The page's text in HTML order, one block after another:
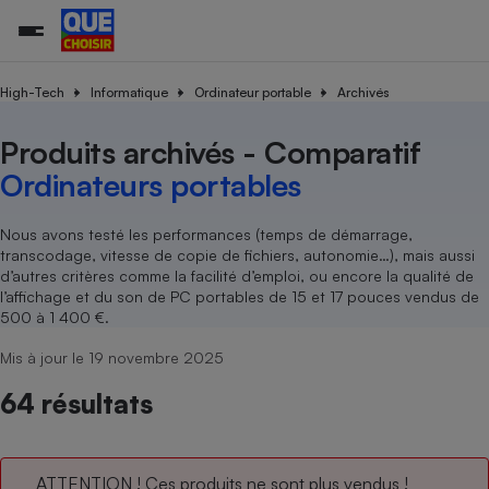
High-Tech Informatique Ordinateur portable Archivés
Produits archivés - Comparatif
Ordinateurs portables
Nous avons testé les performances (temps de démarrage,
transcodage, vitesse de copie de fichiers, autonomie…), mais aussi
d’autres critères comme la facilité d’emploi, ou encore la qualité de
l’affichage et du son de PC portables de 15 et 17 pouces vendus de
500 à 1 400 €.
Mis à jour le 19 novembre 2025
64 résultats
ATTENTION ! Ces produits ne sont plus vendus !
Additifs
Produit alimentaire
Carburant
Magasin - Grande surface
Organismes de défense
Système judiciaire
Achat - Vente - Travaux
Location
Sport
électrique
Démarche administrative
Senior
Service marchand
Train
Transport aérien
Toutes les actualités
Enquêtes
Guides d'achat
Conseils
Brèves
Tous les services
Soumettre un litige
Lettres types
Rencontrer une association locale
Tous nos combats
Nos actions
Nos grandes victoires
Les billets de la présidente
Nos associations locales
nous ?
L’association
Nos missions
Notre méthodologie
Notre financement
Nos partenaires